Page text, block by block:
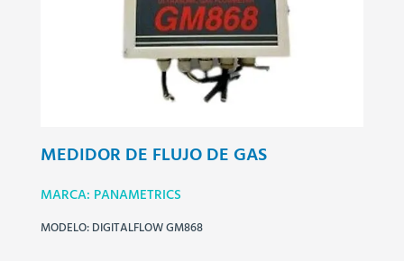
MEDIDOR DE FLUJO DE GAS
MARCA: PANAMETRICS
MODELO: DIGITALFLOW GM868